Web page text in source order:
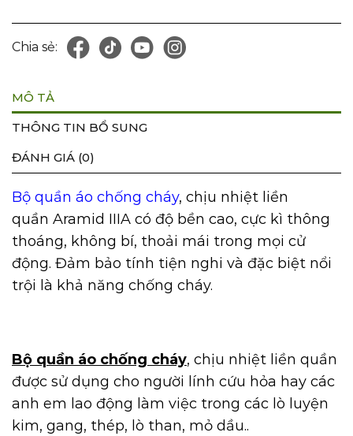
Chia sẻ:
MÔ TẢ
THÔNG TIN BỔ SUNG
ĐÁNH GIÁ (0)
Bộ quần áo chống cháy, chịu nhiệt liền
quần Aramid IIIA có độ bền cao, cực kì thông
thoáng, không bí, thoải mái trong mọi cử
động. Đảm bảo tính tiện nghi và đặc biệt nổi
trội là khả năng chống cháy.
Bộ quần áo chống cháy, chịu nhiệt liền quần
được sử dụng cho người lính cứu hỏa hay các
anh em lao động làm việc trong các lò luyện
kim, gang, thép, lò than, mỏ dầu..